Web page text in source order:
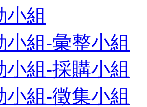
小組
小組-彙整小組
小組-採購小組
小組-徵集小組